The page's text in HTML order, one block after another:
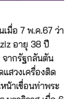
มื่อ 7 พ.ค.67 ว่า
อายุ 38 ปี
จากรัฐกลันตัน
แสวงเครื่องติด
น้าเขื่อนท่าพระ